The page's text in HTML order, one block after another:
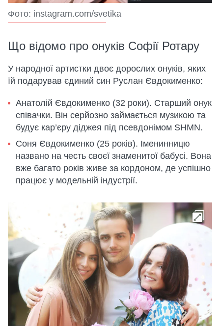
Фото: instagram.com/svetika
Що відомо про онуків Софії Ротару
У народної артистки двоє дорослих онуків, яких
їй подарував єдиний син Руслан Євдокименко:
Анатолій Євдокименко (32 роки). Старший онук
співачки. Він серйозно займається музикою та
будує кар’єру діджея під псевдонімом SHMN.
Соня Євдокименко (25 років). Іменинницю
названо на честь своєї знаменитої бабусі. Вона
вже багато років живе за кордоном, де успішно
працює у модельній індустрії.